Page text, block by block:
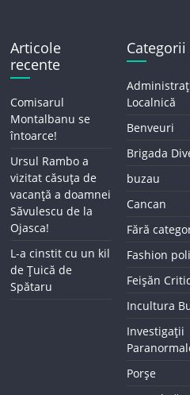
Articole
recente
Comisarul
Montalbanu se
întoarce!
Ursul Rambo a
vizitat căsuța de
vacanță a doamnei
Săvulescu de la
Ojasca!
L-a cinstit cu un kil
de Țuică de
Spătaru
Categorii
Localnică
Benveuri
Brigada
buzau
Cancan
Fără
Fashion
Feișăn
Incultura
Investigații
Porșe